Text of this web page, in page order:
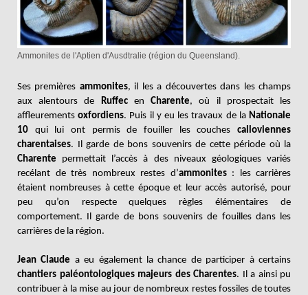
Ammonites de l'Aptien d'Ausdtralie (région du Queensland).
Ses premières ammonites, il les a découvertes dans les champs
aux alentours de
RuffecenCharente, où il prospectait les
affleurementsoxfordiens. Puis il y eu les travaux de la Nationale
10 qui lui ont permis de fouiller les couches calloviennes
charentaises. Il garde de bons souvenirs de cette période où la
Charente permettait l’accès à des niveaux géologiques variés
recélant de très nombreux restes d’ammonites: les carrières
étaient nombreuses à cette époque et leur accès autorisé, pour
peu qu’on respecte quelques règles élémentaires de
comportement. Il garde de bons souvenirs de fouilles dans les
carrières de la région.
Jean Claude a eu également la chance de participer à certains
chantiers paléontologiques majeurs des Charentes. Il a ainsi pu
contribuer à la mise au jour de nombreux restes fossiles de toutes